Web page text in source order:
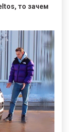
то зачем